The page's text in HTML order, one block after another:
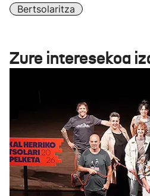
Bertsolaritza
Zure interesekoa